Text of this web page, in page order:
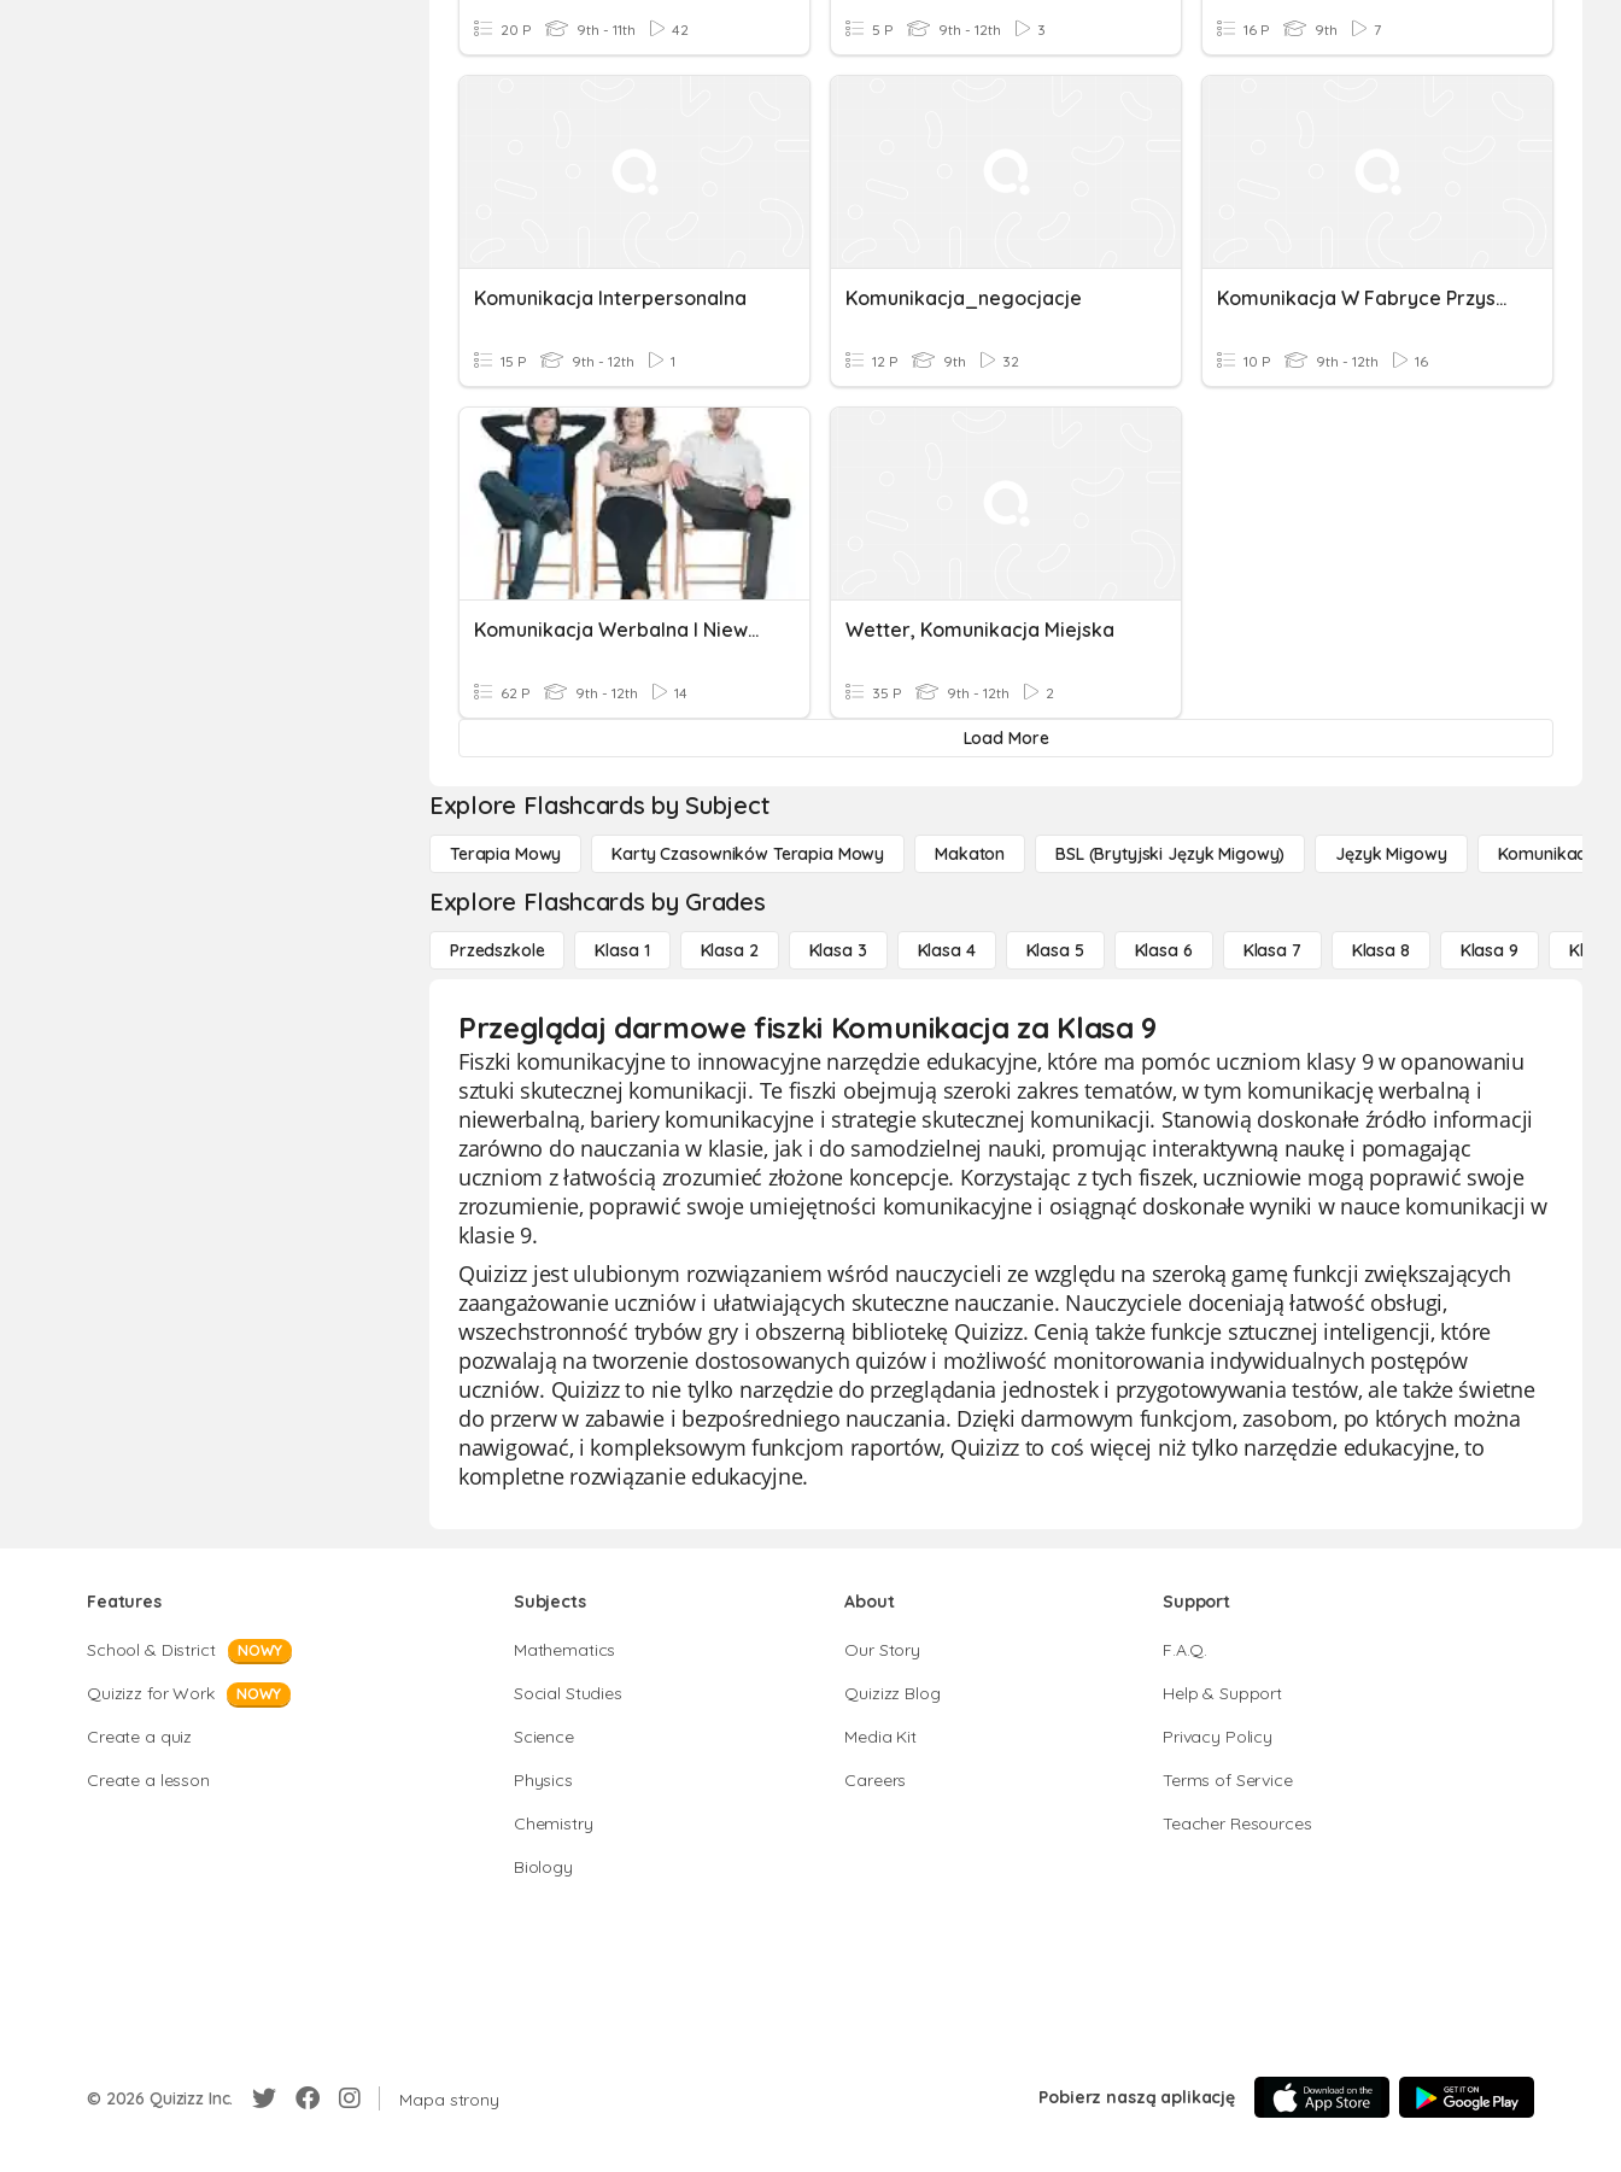
20 P 9th - 11th 42 5 P 9th - 12th 3 16 P 9th 7
Komunikacja Interpersonalna
15 P 9th - 12th 1
Komunikacja_negocjacje
12 P 9th 32
Komunikacja W Fabryce Przyszłości
10 P 9th - 12th 16
Komunikacja Werbalna I Niewerbalna, Czyli Mowa Ciała
62 P 9th - 12th 14
Wetter, Komunikacja Miejska
35 P 9th - 12th 2
Load More
Explore Flashcards by Subject
Terapia Mowy Karty Czasowników Terapia Mowy Makaton BSL (brytyjski Język Migowy) Język Migowy Komunikacja
Explore Flashcards by Grades
Przedszkole Klasa 1 Klasa 2 Klasa 3 Klasa 4 Klasa 5 Klasa 6 Klasa 7 Klasa 8 Klasa 9 Klasa
Przeglądaj darmowe fiszki Komunikacja za Klasa 9
Fiszki komunikacyjne to innowacyjne narzędzie edukacyjne, które ma pomóc uczniom klasy 9 w opanowaniu
sztuki skutecznej komunikacji. Te fiszki obejmują szeroki zakres tematów, w tym komunikację werbalną i
niewerbalną, bariery komunikacyjne i strategie skutecznej komunikacji. Stanowią doskonałe źródło informacji
zarówno do nauczania w klasie, jak i do samodzielnej nauki, promując interaktywną naukę i pomagając
uczniom z łatwością zrozumieć złożone koncepcje. Korzystając z tych fiszek, uczniowie mogą poprawić swoje
zrozumienie, poprawić swoje umiejętności komunikacyjne i osiągnąć doskonałe wyniki w nauce komunikacji w
klasie 9.
Quizizz jest ulubionym rozwiązaniem wśród nauczycieli ze względu na szeroką gamę funkcji zwiększających
zaangażowanie uczniów i ułatwiających skuteczne nauczanie. Nauczyciele doceniają łatwość obsługi,
wszechstronność trybów gry i obszerną bibliotekę Quizizz. Cenią także funkcje sztucznej inteligencji, które
pozwalają na tworzenie dostosowanych quizów i możliwość monitorowania indywidualnych postępów
uczniów. Quizizz to nie tylko narzędzie do przeglądania jednostek i przygotowywania testów, ale także świetne
do przerw w zabawie i bezpośredniego nauczania. Dzięki darmowym funkcjom, zasobom, po których można
nawigować, i kompleksowym funkcjom raportów, Quizizz to coś więcej niż tylko narzędzie edukacyjne, to
kompletne rozwiązanie edukacyjne.
Features
School & District NOWY
Quizizz for Work NOWY
Create a quiz
Create a lesson
Subjects
Mathematics
Social Studies
Science
Physics
Chemistry
Biology
About
Our Story
Quizizz Blog
Media Kit
Careers
Support
F.A.Q.
Help & Support
Privacy Policy
Terms of Service
Teacher Resources
© 2026 Quizizz Inc. Mapa strony Pobierz naszą aplikację